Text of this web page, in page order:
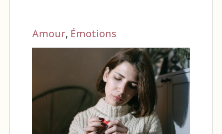
Amour, Émotions